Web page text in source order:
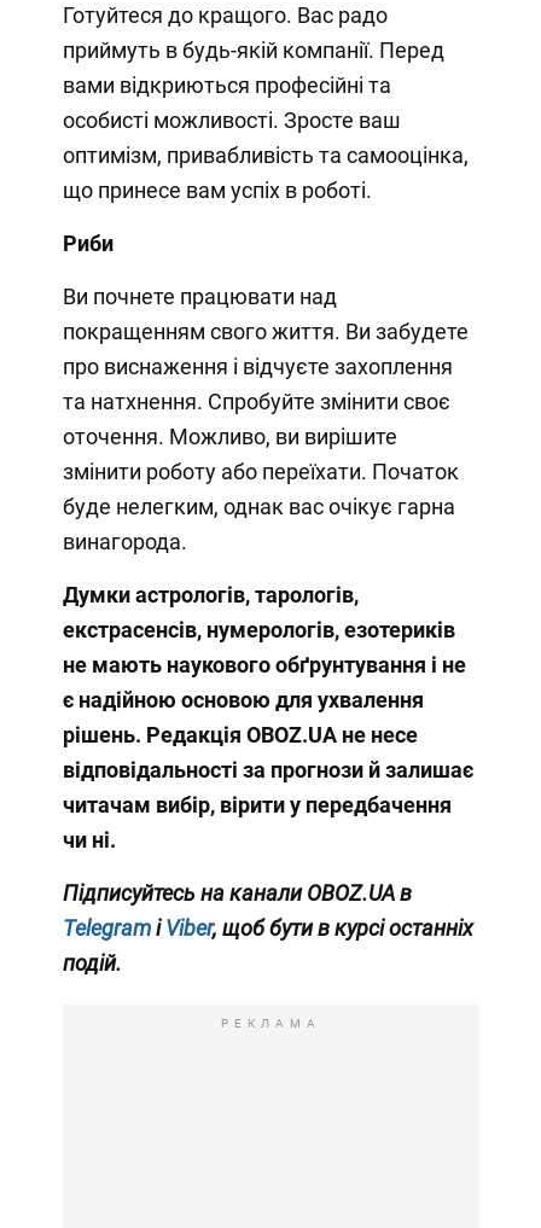
Готуйтеся до кращого. Вас радо
приймуть в будь-якій компанії. Перед
вами відкриються професійні та
особисті можливості. Зросте ваш
оптимізм, привабливість та самооцінка,
що принесе вам успіх в роботі.
Риби
Ви почнете працювати над
покращенням свого життя. Ви забудете
про виснаження і відчуєте захоплення
та натхнення. Спробуйте змінити своє
оточення. Можливо, ви вирішите
змінити роботу або переїхати. Початок
буде нелегким, однак вас очікує гарна
винагорода.
Думки астрологів, тарологів,
екстрасенсів, нумерологів, езотериків
не мають наукового обґрунтування і не
є надійною основою для ухвалення
рішень. Редакція OBOZ.UA не несе
відповідальності за прогнози й залишає
читачам вибір, вірити у передбачення
чи ні.
Підписуйтесь на канали OBOZ.UA в
TelegramіViber, щоб бути в курсі останніх
подій.
РЕКЛАМА